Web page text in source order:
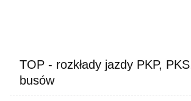
TOP - rozkłady jazdy PKP,
busów